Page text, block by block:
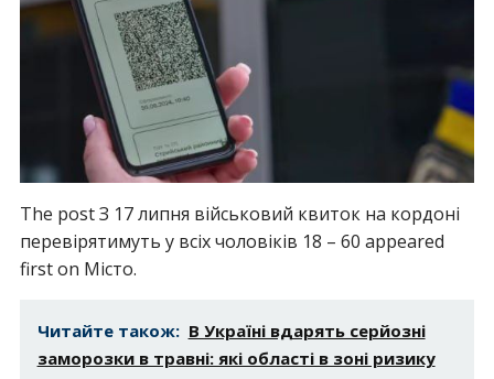
The post З 17 липня військовий квиток на кордоні
перевірятимуть у всіх чоловіків 18 – 60 appeared
first on Місто.
Читайте також: В Україні вдарять серйозні
заморозки в травні: які області в зоні ризику